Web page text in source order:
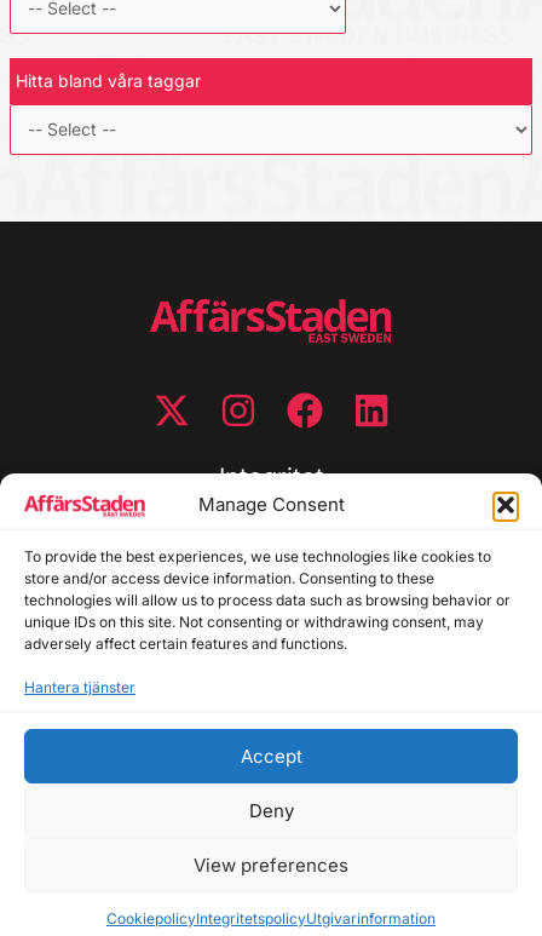
Manage Consent
To provide the best experiences, we use technologies like cookies to
store and/or access device information. Consenting to these
technologies will allow us to process data such as browsing behavior or
unique IDs on this site. Not consenting or withdrawing consent, may
adversely affect certain features and functions.
Hantera tjänster
Accept
Deny
View preferences
CookiepolicyIntegritetspolicyUtgivarinformation
Hitta bland våra taggar
Integritet
Cookiepolicy
Disclaimer
Redaktionell policy
Utgivarinformation
Allmänna frågor: info@affarsstaden.se | Tipsa
annons@affarsstaden.se
© 2026 Affärsstaden.se | 2025 Alla rättigheter